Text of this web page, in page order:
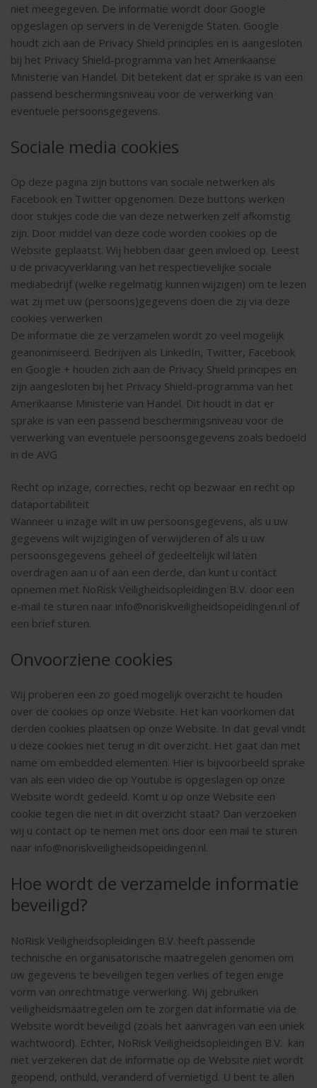
niet meegegeven. De informatie wordt door Google
opgeslagen op servers in de Verenigde Staten. Google
houdt zich aan de Privacy Shield principles en is aangesloten
bij het Privacy Shield-programma van het Amerikaanse
Ministerie van Handel. Dit betekent dat er sprake is van een
passend beschermingsniveau voor de verwerking van
eventuele persoonsgegevens.
Sociale media cookies
Op deze pagina zijn buttons van sociale netwerken als
Facebook en Twitter opgenomen. Deze buttons werken
door stukjes code die van deze netwerken zelf afkomstig
zijn. Door middel van deze code worden cookies op de
Website geplaatst. Wij hebben daar geen invloed op. Leest
u de privacyverklaring van het respectievelijke sociale
mediabedrijf (welke regelmatig kunnen wijzigen) om te lezen
wat zij met uw (persoons)gegevens doen die zij via deze
cookies verwerken.
De informatie die ze verzamelen wordt zo veel mogelijk
geanonimiseerd. Bedrijven als LinkedIn, Twitter, Facebook
en Google + houden zich aan de Privacy Shield principes en
zijn aangesloten bij het Privacy Shield-programma van het
Amerikaanse Ministerie van Handel. Dit houdt in dat er
sprake is van een passend beschermingsniveau voor de
verwerking van eventuele persoonsgegevens zoals bedoeld
in de AVG.
Recht op inzage, correcties, recht op bezwaar en recht op
dataportabiliteit
Wanneer u inzage wilt in uw persoonsgegevens, als u uw
gegevens wilt wijzigingen of verwijderen of als u uw
persoonsgegevens geheel of gedeeltelijk wil laten
overdragen aan u of aan een derde, dan kunt u contact
opnemen met NoRisk Veiligheidsopleidingen B.V. door een
e-mail te sturen naar info@noriskveiligheidsopeidingen.nl of
een brief sturen.
Onvoorziene cookies
Wij proberen een zo goed mogelijk overzicht te houden
over de cookies op onze Website. Het kan voorkomen dat
derden cookies plaatsen op onze Website. In dat geval vindt
u deze cookies niet terug in dit overzicht. Het gaat dan met
name om embedded elementen. Hier is bijvoorbeeld sprake
van als een video die op Youtube is opgeslagen op onze
Website wordt gedeeld. Komt u op onze Website een
cookie tegen die niet in dit overzicht staat? Dan verzoeken
wij u contact op te nemen met ons door een mail te sturen
naar info@noriskveiligheidsopeidingen.nl.
Hoe wordt de verzamelde informatie
beveiligd?
NoRisk Veiligheidsopleidingen B.V. heeft passende
technische en organisatorische maatregelen genomen om
uw gegevens te beveiligen tegen verlies of tegen enige
vorm van onrechtmatige verwerking. Wij gebruiken
veiligheidsmaatregelen om te zorgen dat informatie via de
Website wordt beveiligd (zoals het aanvragen van een uniek
wachtwoord). Echter, NoRisk Veiligheidsopleidingen B.V. kan
niet verzekeren dat de informatie op de Website niet wordt
geopend, onthuld, veranderd of vernietigd. U bent te allen